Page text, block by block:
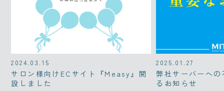
2024.03.15
サロン様向けECサイト『Measy』開
設しました
2025.01.27
弊社サーバーへ
るお知らせ